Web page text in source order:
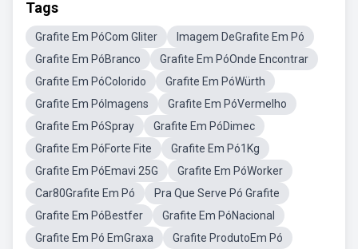
Tags
Grafite Em PóCom Gliter
Imagem DeGrafite Em Pó
Grafite Em PóBranco
Grafite Em PóOnde Encontrar
Grafite Em PóColorido
Grafite Em PóWürth
Grafite Em PóImagens
Grafite Em PóVermelho
Grafite Em PóSpray
Grafite Em PóDimec
Grafite Em PóForte Fite
Grafite Em Pó1Kg
Grafite Em PóEmavi 25G
Grafite Em PóWorker
Car80Grafite Em Pó
Pra Que Serve Pó Grafite
Grafite Em PóBestfer
Grafite Em PóNacional
Grafite Em Pó EmGraxa
Grafite ProdutoEm Pó